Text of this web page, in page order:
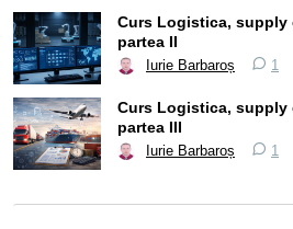
Curs Logistica, supply
partea II
Iurie Barbaroș 1
Curs Logistica, supply
partea III
Iurie Barbaroș 1